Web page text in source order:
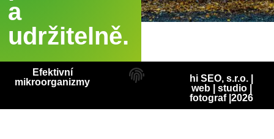
a
udržitelně.
hi SEO, s.r.o. |
web| studio|
fotograf|2026
Efektivní
mikroorganizmy